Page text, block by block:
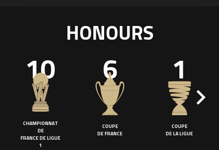
HONOURS
10
CHAMPIONNAT
DE
FRANCE DE LIGUE
1
6
COUPE
DE FRANCE
1
COUPE
DE LA LIGUE